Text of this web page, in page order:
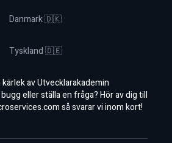
Danmark 🇩🇰
Tyskland 🇩🇪
av Utvecklarakademin
eller ställa en fråga? Hör av dig till
så svarar vi inom kort!